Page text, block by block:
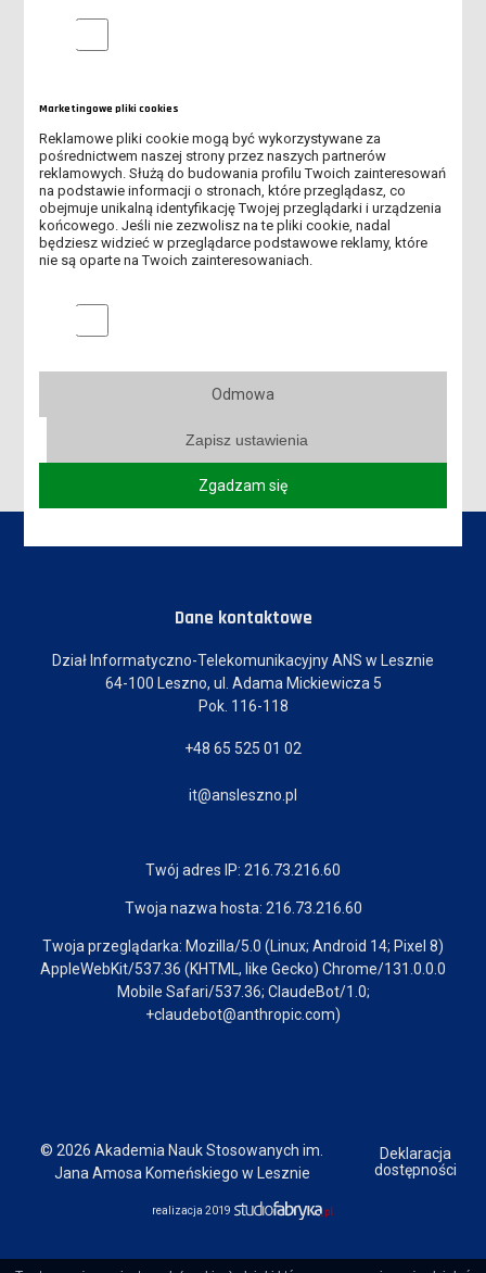
KONFIGURACJA DODATKOWEGO ZABEZPIECZENIA W OFFICE 365
PROCEDURA RESETOWANIA/USTAWIENIA NOWEGO HASŁA DO
SYSTEMU USOS
RESETOWANIE/USTAWIENIE NOWEGO HASŁA DO KONTA
OFFICE/MICROSOFT 365
JAK ZALOGOWAĆ SIĘ DO TEAMS
WYSZUKIWANIE STUDENTÓW W TEAMS
Dane kontaktowe
Dział Informatyczno-Telekomunikacyjny ANS w Lesznie
64-100 Leszno, ul. Adama Mickiewicza 5
Pok. 116-118
+48 65 525 01 02
it@ansleszno.pl
Twój adres IP: 216.73.216.60
Twoja nazwa hosta: 216.73.216.60
Twoja przeglądarka: Mozilla/5.0 (Linux; Android 14; Pixel 8)
AppleWebKit/537.36 (KHTML, like Gecko) Chrome/131.0.0.0
Mobile Safari/537.36; ClaudeBot/1.0;
+claudebot@anthropic.com)
© 2026 Akademia Nauk Stosowanych im.
Jana Amosa Komeńskiego w Lesznie
Deklaracja
dostępności
realizacja 2019
Analityczne pliki cookie
Marketingowe pliki cookies
Reklamowe pliki cookie mogą być wykorzystywane za
pośrednictwem naszej strony przez naszych partnerów
reklamowych. Służą do budowania profilu Twoich zainteresowań
na podstawie informacji o stronach, które przeglądasz, co
obejmuje unikalną identyfikację Twojej przeglądarki i urządzenia
końcowego. Jeśli nie zezwolisz na te pliki cookie, nadal
będziesz widzieć w przeglądarce podstawowe reklamy, które
nie są oparte na Twoich zainteresowaniach.
Marketingowe pliki cookies
Odmowa
Zapisz ustawienia
Zgadzam się